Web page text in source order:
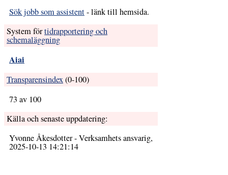
Sök jobb som assistent- länk till hemsida.
System förtidrapportering och
schemaläggning
Aiai
Transparens­index(0-100)
73 av 100
Källa och senaste uppdatering:
Yvonne Åkesdotter - Verksamhets ansvarig,
2025-10-13 14:21:14